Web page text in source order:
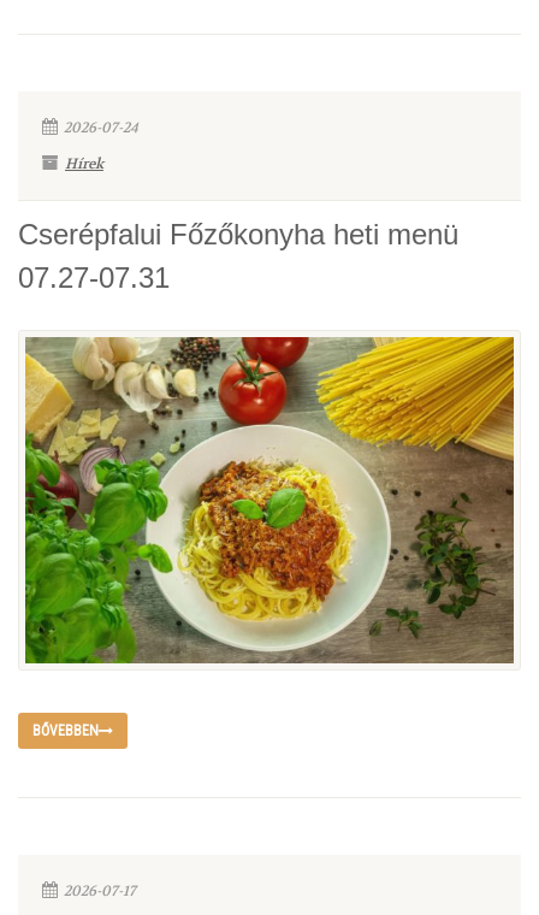
2026-07-24
Hírek
Cserépfalui Főzőkonyha heti menü
07.27-07.31
BŐVEBBEN
2026-07-17